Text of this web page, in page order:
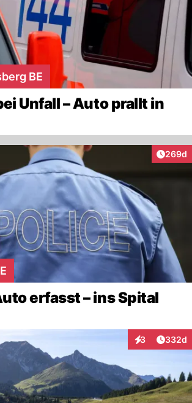
BE
Unfall – Auto prallt in
269d
erfasst – ins Spital
3
Interaktionen
332d